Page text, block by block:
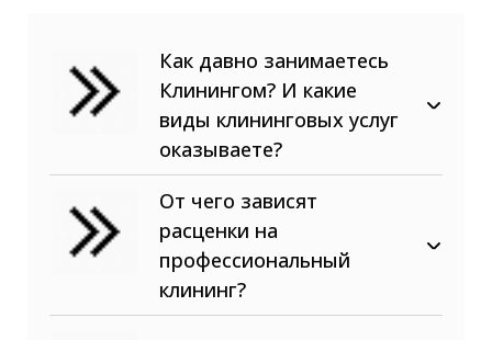
Как давно занимаетесь
Клинингом? И какие
виды клининговых услуг
оказываете?
В сфере клининговых услуг
наша компания с 2015 года! Мы
предоставляем, как разовые
клининговые услуги (уборки,
промышленный альпинизм,
химчистки, спец. работы), так и
От чего зависят
расценки на
профессиональный
клининг?